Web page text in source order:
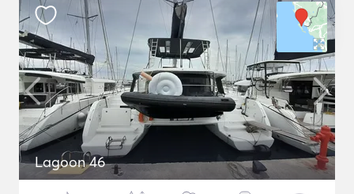
Lagoon 46